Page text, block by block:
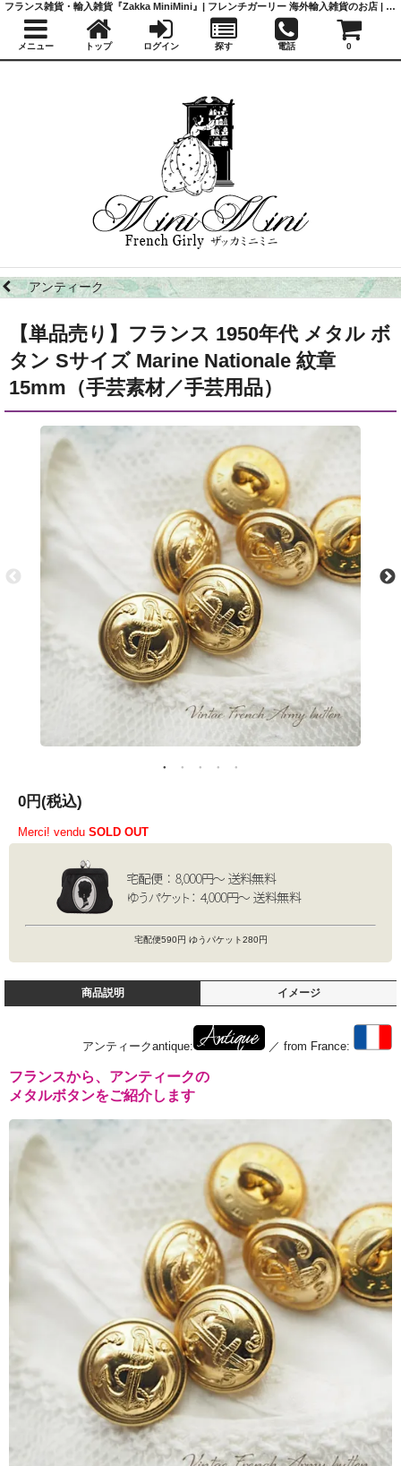
アンティーク
【単品売り】フランス 1950年代 メタル ボ
タン Sサイズ Marine Nationale 紋章
15mm（手芸素材／手芸用品）
0円(税込)
Merci! vendu SOLD OUT
宅配便590円 ゆうパケット280円
商品説明 イメージ
アンティークantique: ／ from France:
フランスから、アンティークの
メタルボタンをご紹介します
フランス雑貨・輸入雑貨『Zakka MiniMini』| フレンチガーリー 海外輸入雑貨のお店 | かわいい雑貨 | 蚤の市 | アンティーク
メニュー トップ ログイン 探す 電話 0